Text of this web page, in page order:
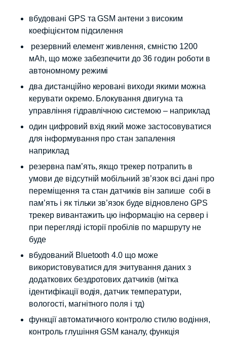
вбудовані GPS та GSM антени з високим
коефіцієнтом підсилення
резервний елемент живлення, ємністю 1200
мАh, що може забезпечити до 36 годин роботи в
автономному режимі
два дистанційно керовані виходи якими можна
керувати окремо. Блокування двигуна та
управління гідравлічною системою – наприклад
один цифровий вхід який може застосовуватися
для інформування про стан запалення
наприклад
резервна пам’ять, якщо трекер потрапить в
умови де відсутній мобільний зв’язок всі дані про
переміщення та стан датчиків він запише собі в
пам’ять і як тільки зв’язок буде відновлено GPS
трекер вивантажить цю інформацію на сервер і
при перегляді історії пробілів по маршруту не
буде
вбудований Bluetooth 4.0 що може
використовуватися для зчитування даних з
додаткових бездротових датчиків (мітка
ідентифікації водія, датчик температури,
вологості, магнітного поля і тд)
функції автоматичного контролю стилю водіння,
контроль глушіння GSM каналу, функція